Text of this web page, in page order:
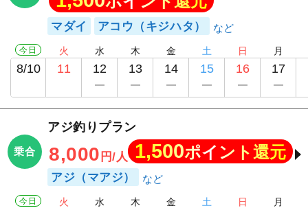
マダイ アコウ（キジハタ）
今日
8/10
火
11
水
12
木
13
金
14
土
15
日
16
月
17
乗合
アジ釣りプラン
8,000 円/人 1,500ポイント還元
アジ（マアジ）
今日 火 水 木 金 土 日 月